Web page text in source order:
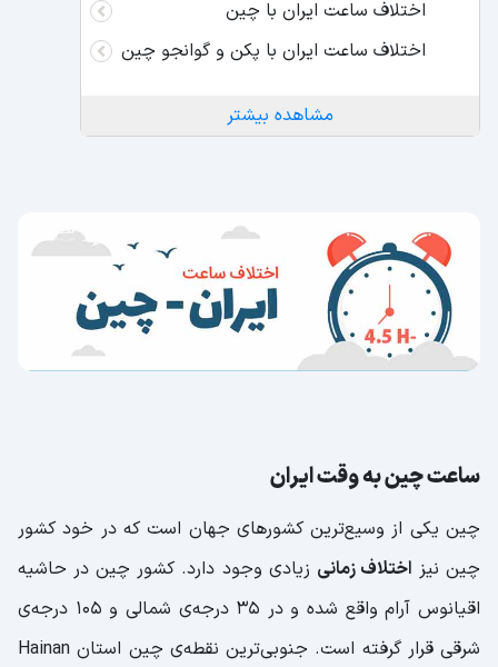
اختلاف ساعت ایران با چین
اختلاف ساعت ایران با پکن و گوانجو چین
مشاهده بیشتر
ساعت چین به وقت ایران
چین یکی از وسیع‌ترین کشورهای جهان است که در خود کشور
چین نیز اختلاف زمانی زیادی وجود دارد. کشور چین در حاشیه
اقیانوس آرام واقع شده و در ۳۵ درجه‌ی شمالی و ۱۰۵ درجه‌ی
شرقی قرار گرفته است. جنوبی‌ترین نقطه‌ی چین استان Hainan